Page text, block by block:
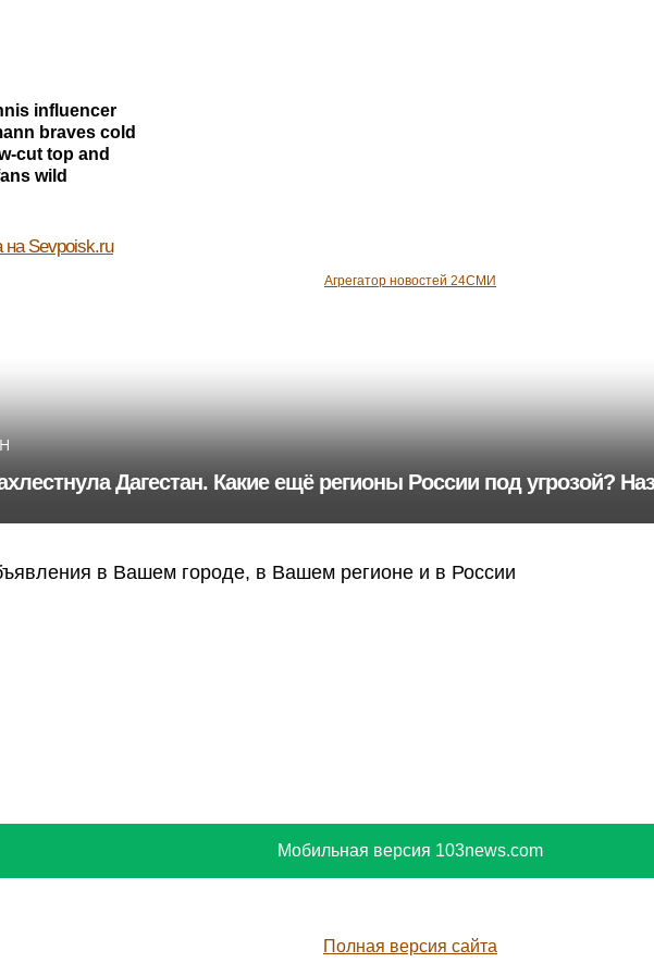
influencer
braves cold
cut top and
wild
на Sevpoisk.ru
Агрегатор новостей 24СМИ
Дагестан. Какие ещё регионы России под угрозой?
в Вашем городе, в Вашем регионе и в России
Мобильная версия 103news.com
Полная версия сайта